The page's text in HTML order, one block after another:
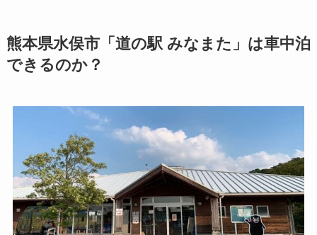
熊本県水俣市「道の駅 みなまた」は車中泊
できるのか？